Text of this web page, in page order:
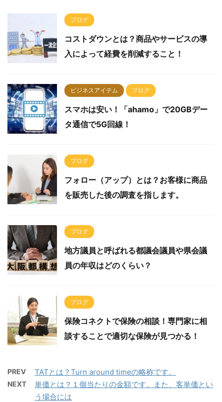
ブログ
コストダウンとは？商品やサービスの導
入によって経費を削減すること！
ビジネスアイテム ブログ
スマホは安い！「ahamo」で20GBデー
タ通信で5G回線！
ブログ
フォロー（アップ）とは？お客様に商品
を販売した後の調査を指します。
ブログ
地方議員と呼ばれる都議会議員や県会議
員の年収はどのくらい？
ブログ
保険コネクトで保険の相談！専門家に相
談することで適切な保険が見つかる！
PREV TATとは？Turn around timeの略称です。
NEXT
単価とは？１個当たりの金額です。また、客単価とい
う場合には